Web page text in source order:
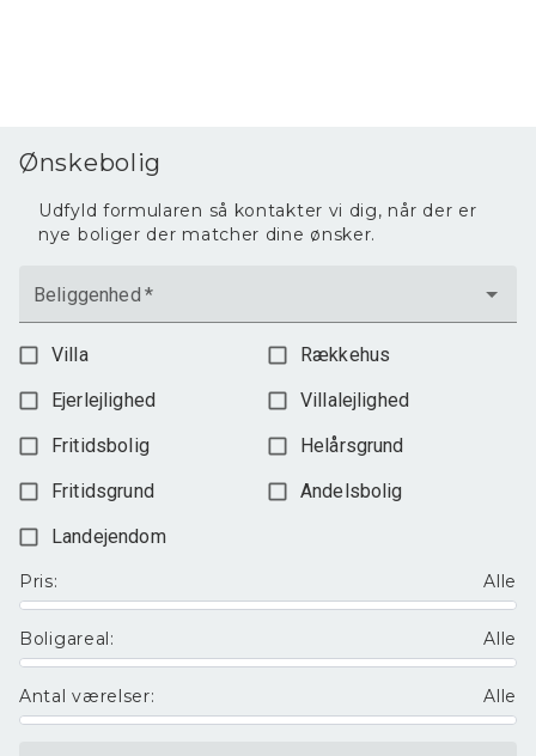
Ønskebolig
Udfyld formularen så kontakter vi dig, når der er
nye boliger der matcher dine ønsker.
Beliggenhed *
Villa
Rækkehus
Ejerlejlighed
Villalejlighed
Fritidsbolig
Helårsgrund
Fritidsgrund
Andelsbolig
Landejendom
Pris: Alle
Boligareal: Alle
Antal værelser: Alle